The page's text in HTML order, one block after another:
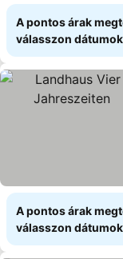
A pontos árak
válasszon
A pontos árak
válasszon